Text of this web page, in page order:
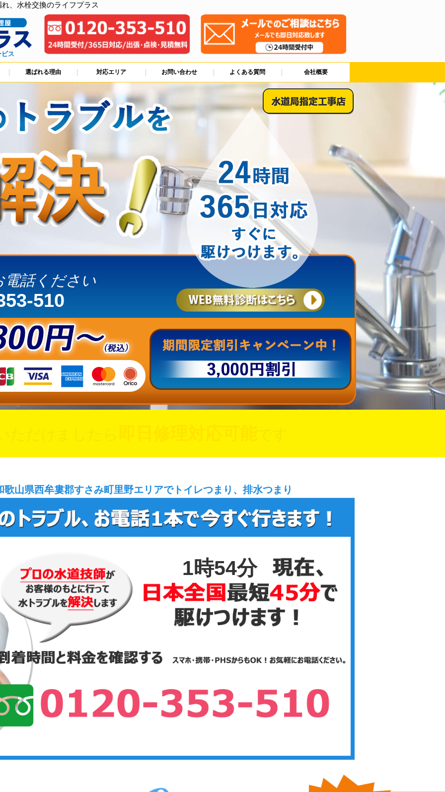
、水栓交換のライフプラス
ス
選ばれる理由 対応エリア お問い合わせ よくある質問 会社概要
話ください
510
歌山県西牟婁郡すさみ町里野エリアでトイレつまり、排水つまり
1時54分